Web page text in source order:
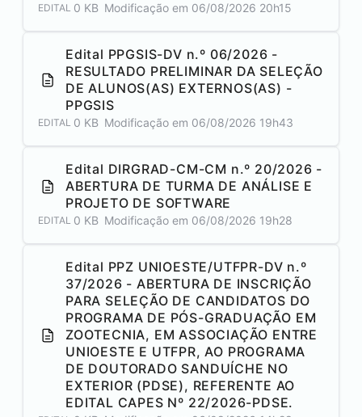
EDITAL 0 KB Modificação em 06/08/2026 20h15
Edital PPGSIS-DV n.º 06/2026 -
RESULTADO PRELIMINAR DA SELEÇÃO
DE ALUNOS(AS) EXTERNOS(AS) -
PPGSIS
EDITAL 0 KB Modificação em 06/08/2026 19h43
Edital DIRGRAD-CM-CM n.º 20/2026 -
ABERTURA DE TURMA DE ANÁLISE E
PROJETO DE SOFTWARE
EDITAL 0 KB Modificação em 06/08/2026 19h28
Edital PPZ UNIOESTE/UTFPR-DV n.º
37/2026 - ABERTURA DE INSCRIÇÃO
PARA SELEÇÃO DE CANDIDATOS DO
PROGRAMA DE PÓS-GRADUAÇÃO EM
ZOOTECNIA, EM ASSOCIAÇÃO ENTRE
UNIOESTE E UTFPR, AO PROGRAMA
DE DOUTORADO SANDUÍCHE NO
EXTERIOR (PDSE), REFERENTE AO
EDITAL CAPES Nº 22/2026-PDSE.